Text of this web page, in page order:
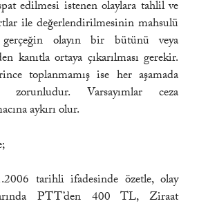
edilmesi istenen olaylara tahlil ve
ile değerlendirilmesinin mahsulü
olayın bir bütünü veya
kanıtla ortaya çıkarılması gerekir.
toplanmamış ise her aşamada
Varsayımlar ceza
aykırı olur.
tarihli ifadesinde özetle, olay
PTT’den 400 TL, Ziraat